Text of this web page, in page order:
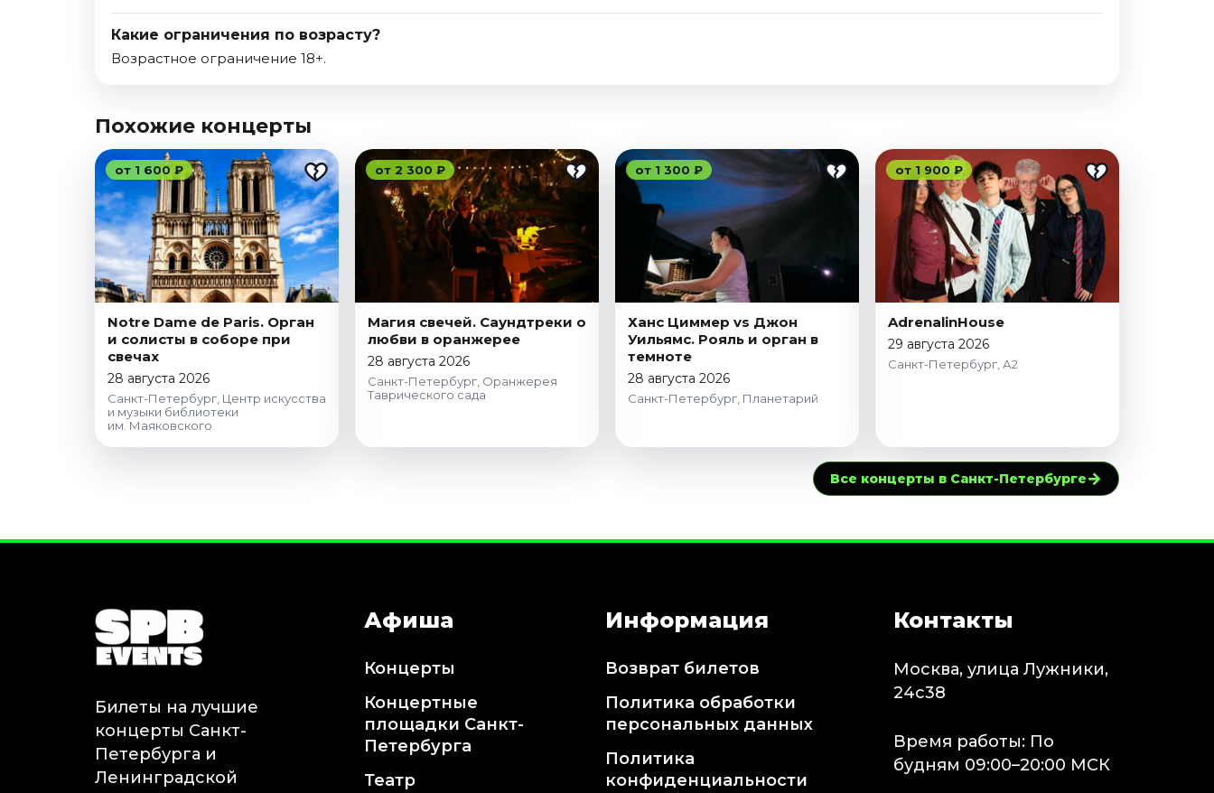
Какие ограничения по возрасту?
Возрастное ограничение 18+.
Похожие концерты
от 1 600 ₽
Notre Dame de Paris. Орган
и солисты в соборе при
свечах
28 августа 2026
Санкт-Петербург, Центр искусства
и музыки библиотеки
им. Маяковского
от 2 300 ₽
Магия свечей. Саундтреки о
любви в оранжерее
28 августа 2026
Санкт-Петербург, Оранжерея
Таврического сада
от 1 300 ₽
Ханс Циммер vs Джон
Уильямс. Рояль и орган в
темноте
28 августа 2026
Санкт-Петербург, Планетарий
от 1 900 ₽
AdrenalinHouse
29 августа 2026
Санкт-Петербург, А2
Все концерты в Санкт-Петербурге→
Билеты на лучшие
концерты Санкт-
Петербурга и
Ленинградской
Афиша
Концерты
Концертные
площадки Санкт-
Петербурга
Театр
Информация
Возврат билетов
Политика обработки
персональных данных
Политика
конфиденциальности
Контакты
Москва, улица Лужники,
24с38
Время работы: По
будням 09:00–20:00 МСК